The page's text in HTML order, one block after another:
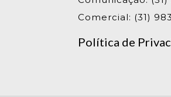
Comercial: (31)
Política de